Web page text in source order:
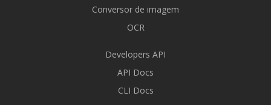
Conversor de imagem
OCR
Developers API
API Docs
CLI Docs